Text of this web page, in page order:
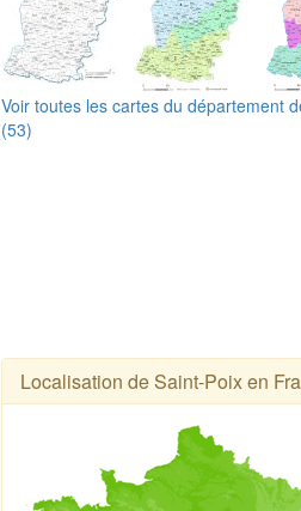
Voir toutes les cartes du département
(53)
Localisation de Saint-Poix en